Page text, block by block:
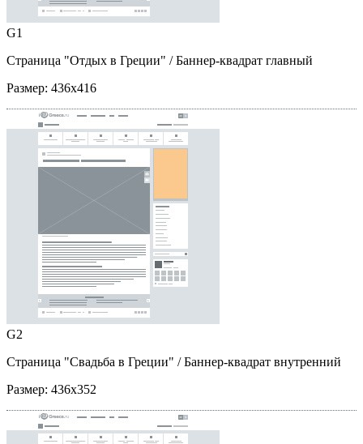
G1
Страница "Отдых в Греции" / Баннер-квадрат главный
Размер: 436x416
G2
Страница "Свадьба в Греции" / Баннер-квадрат внутренний
Размер: 436x352